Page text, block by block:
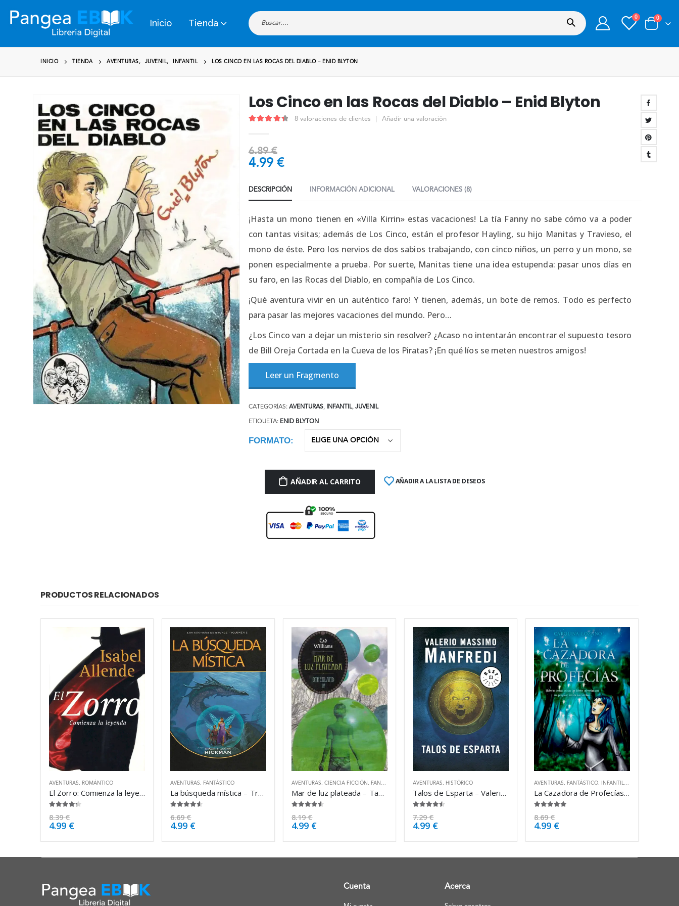
Inicio Tienda
0 0
INICIO TIENDA AVENTURAS , JUVENIL, INFANTIL LOS CINCO EN LAS ROCAS DEL DIABLO – ENID BLYTON
Los Cinco en las Rocas del Diablo – Enid Blyton
8valoraciones de clientes Añadir una valoración
6.89€
4.99 €
DESCRIPCIÓN INFORMACIÓN ADICIONAL VALORACIONES (8)
¡Hasta un mono tienen en «Villa Kirrin» estas vacaciones! La tía Fanny no sabe cómo va a poder
con tantas visitas; además de Los Cinco, están el profesor Hayling, su hijo Manitas y Travieso, el
mono de éste. Pero los nervios de dos sabios trabajando, con cinco niños, un perro y un mono, se
ponen especialmente a prueba. Por suerte, Manitas tiene una idea estupenda: pasar unos días en
su faro, en las Rocas del Diablo, en compañía de Los Cinco.
¡Qué aventura vivir en un auténtico faro! Y tienen, además, un bote de remos. Todo es perfecto
para pasar las mejores vacaciones del mundo. Pero…
¿Los Cinco van a dejar un misterio sin resolver? ¿Acaso no intentarán encontrar el supuesto tesoro
de Bill Oreja Cortada en la Cueva de los Piratas? ¡En qué líos se meten nuestros amigos!
Leer un Fragmento
CATEGORÍAS: AVENTURAS, INFANTIL, JUVENIL
ETIQUETA: ENID BLYTON
FORMATO
AÑADIR AL CARRITO AÑADIR A LA LISTA DE DESEOS
PRODUCTOS RELACIONADOS
AVENTURAS ROMÁNTICO
El Zorro: Comienza la leyenda – Isabel Allende
8.39€
4.99 €
AVENTURAS FANTÁSTICO
La búsqueda mística – Tracy Hickman
6.69€
4.99 €
AVENTURAS CIENCIA FICCIÓN FANTÁSTICO
Mar de luz plateada – Tad Williams
8.19€
4.99 €
AVENTURAS HISTÓRICO
Talos de Esparta – Valerio Massimo Manfredi
7.29€
4.99 €
AVENTURAS FANTÁSTICO INFANTIL
La Cazadora de Profecías – Carolina Lozano
8.69€
4.99 €
Cuenta Acerca